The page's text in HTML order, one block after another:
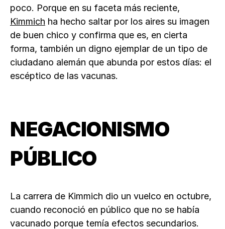
poco. Porque en su faceta más reciente,
Kimmich ha hecho saltar por los aires su imagen
de buen chico y confirma que es, en cierta
forma, también un digno ejemplar de un tipo de
ciudadano alemán que abunda por estos días: el
escéptico de las vacunas.
NEGACIONISMO
PÚBLICO
La carrera de Kimmich dio un vuelco en octubre,
cuando reconoció en público que no se había
vacunado porque temía efectos secundarios.